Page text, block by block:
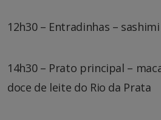
12h30 – Entradinhas –
14h30 – Prato principal –
doce de leite do Rio da Prata